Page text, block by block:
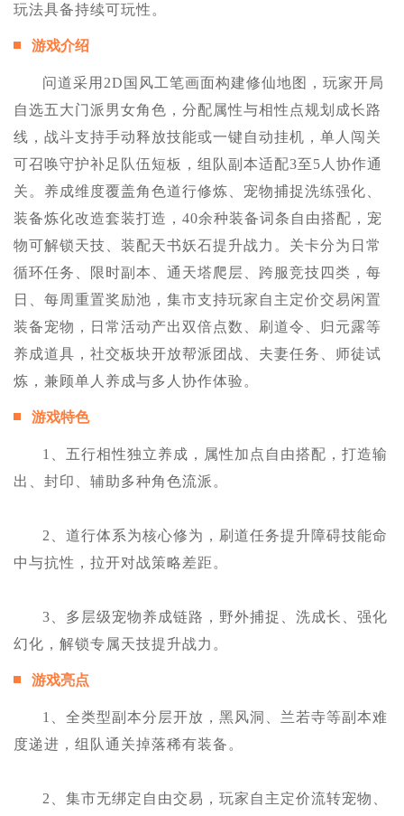
玩法具备持续可玩性。
游戏介绍
问道采用2D国风工笔画面构建修仙地图，玩家开局
自选五大门派男女角色，分配属性与相性点规划成长路
线，战斗支持手动释放技能或一键自动挂机，单人闯关
可召唤守护补足队伍短板，组队副本适配3至5人协作通
关。养成维度覆盖角色道行修炼、宠物捕捉洗练强化、
装备炼化改造套装打造，40余种装备词条自由搭配，宠
物可解锁天技、装配天书妖石提升战力。关卡分为日常
循环任务、限时副本、通天塔爬层、跨服竞技四类，每
日、每周重置奖励池，集市支持玩家自主定价交易闲置
装备宠物，日常活动产出双倍点数、刷道令、归元露等
养成道具，社交板块开放帮派团战、夫妻任务、师徒试
炼，兼顾单人养成与多人协作体验。
游戏特色
1、五行相性独立养成，属性加点自由搭配，打造输
出、封印、辅助多种角色流派。
2、道行体系为核心修为，刷道任务提升障碍技能命
中与抗性，拉开对战策略差距。
3、多层级宠物养成链路，野外捕捉、洗成长、强化
幻化，解锁专属天技提升战力。
游戏亮点
1、全类型副本分层开放，黑风洞、兰若寺等副本难
度递进，组队通关掉落稀有装备。
2、集市无绑定自由交易，玩家自主定价流转宠物、